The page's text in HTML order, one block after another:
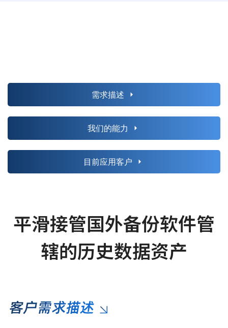
需求描述
我们的能力
目前应用客户
平滑接管国外备份软件管
辖的历史数据资产